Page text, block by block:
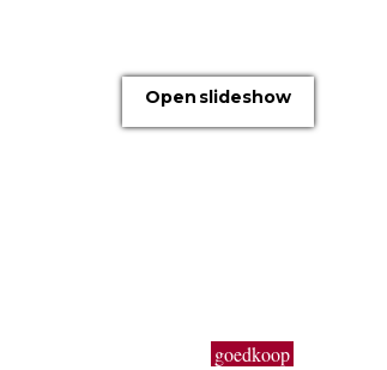
Open slideshow
goedkoop